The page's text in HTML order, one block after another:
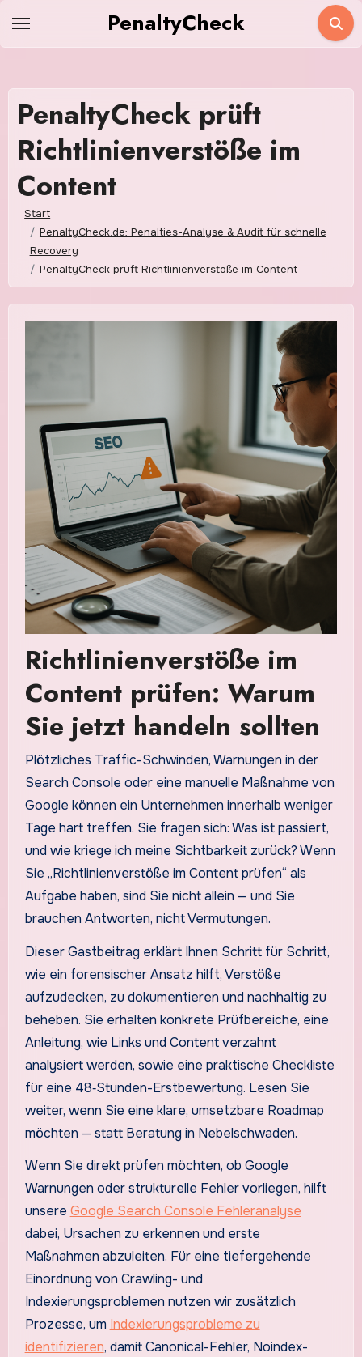
Inhalt
PenaltyCheck
PenaltyCheck prüft
Richtlinienverstöße im
Content
Start
PenaltyCheck.de: Penalties-Analyse & Audit für schnelle
Recovery
PenaltyCheck prüft Richtlinienverstöße im Content
Richtlinienverstöße im
Content prüfen: Warum
Sie jetzt handeln sollten
Plötzliches Traffic-Schwinden, Warnungen in der
Search Console oder eine manuelle Maßnahme von
Google können ein Unternehmen innerhalb weniger
Tage hart treffen. Sie fragen sich: Was ist passiert,
und wie kriege ich meine Sichtbarkeit zurück? Wenn
Sie „Richtlinienverstöße im Content prüfen“ als
Aufgabe haben, sind Sie nicht allein — und Sie
brauchen Antworten, nicht Vermutungen.
Dieser Gastbeitrag erklärt Ihnen Schritt für Schritt,
wie ein forensischer Ansatz hilft, Verstöße
aufzudecken, zu dokumentieren und nachhaltig zu
beheben. Sie erhalten konkrete Prüfbereiche, eine
Anleitung, wie Links und Content verzahnt
analysiert werden, sowie eine praktische Checkliste
für eine 48‑Stunden-Erstbewertung. Lesen Sie
weiter, wenn Sie eine klare, umsetzbare Roadmap
möchten — statt Beratung in Nebelschwaden.
Wenn Sie direkt prüfen möchten, ob Google
Warnungen oder strukturelle Fehler vorliegen, hilft
unsere Google Search Console Fehleranalyse
dabei, Ursachen zu erkennen und erste
Maßnahmen abzuleiten. Für eine tiefergehende
Einordnung von Crawling- und
Indexierungsproblemen nutzen wir zusätzlich
Prozesse, um Indexierungsprobleme zu
identifizieren, damit Canonical-Fehler, Noindex-